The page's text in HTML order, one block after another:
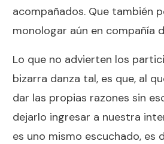
acompañados. Que también
monologar aún en compañía
Lo que no advierten los
bizarra danza tal, es que, al
dar las propias razones sin
dejarlo ingresar a nuestra
es uno mismo escuchado, es